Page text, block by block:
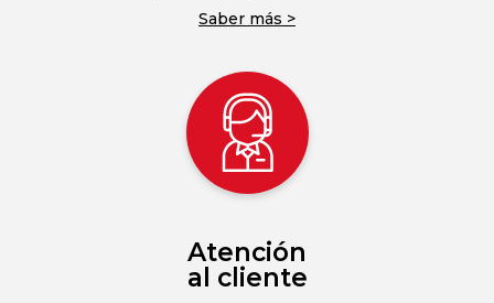
Saber más >
Atención
al cliente